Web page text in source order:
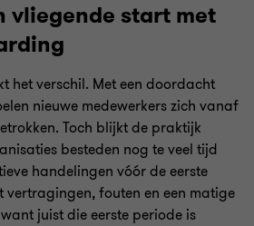
vliegende start met
het verschil. Met een doordacht
nieuwe medewerkers zich vanaf
Toch blijkt de praktijk
besteden nog te veel tijd
handelingen vóór de eerste
fouten en een matige
juist die eerste periode is